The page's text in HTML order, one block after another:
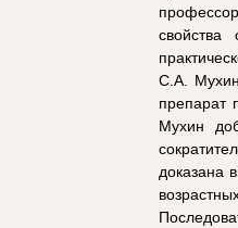
С.А.
препарат
Мухин
доказана